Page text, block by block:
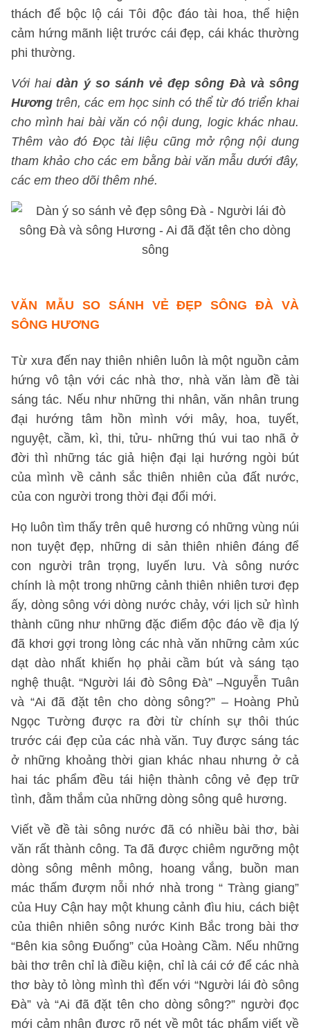
thách để bộc lộ cái Tôi độc đáo tài hoa, thể hiện
cảm hứng mãnh liệt trước cái đẹp, cái khác thường
phi thường.
Với haidàn ý so sánh vẻ đẹp sông Đà và sông
Hương trên, các em học sinh có thể từ đó triển khai
cho mình hai bài văn có nội dung, logic khác nhau.
Thêm vào đó Đọc tài liệu cũng mở rộng nội dung
tham khảo cho các em bằng bài văn mẫu dưới đây,
các em theo dõi thêm nhé.
VĂN MẪU SO SÁNH VẺ ĐẸP SÔNG ĐÀ VÀ
SÔNG HƯƠNG
Từ xưa đến nay thiên nhiên luôn là một nguồn cảm
hứng vô tận với các nhà thơ, nhà văn làm đề tài
sáng tác. Nếu như những thi nhân, văn nhân trung
đại hướng tâm hồn mình với mây, hoa, tuyết,
nguyệt, cầm, kì, thi, tửu- những thú vui tao nhã ở
đời thì những tác giả hiện đại lại hướng ngòi bút
của mình về cảnh sắc thiên nhiên của đất nước,
của con người trong thời đại đổi mới.
Họ luôn tìm thấy trên quê hương có những vùng núi
non tuyệt đẹp, những di sản thiên nhiên đáng để
con người trân trọng, luyến lưu. Và sông nước
chính là một trong những cảnh thiên nhiên tươi đẹp
ấy, dòng sông với dòng nước chảy, với lịch sử hình
thành cũng như những đặc điểm độc đáo về địa lý
đã khơi gợi trong lòng các nhà văn những cảm xúc
dạt dào nhất khiến họ phải cầm bút và sáng tạo
nghệ thuật. “Người lái đò Sông Đà” –Nguyễn Tuân
và “Ai đã đặt tên cho dòng sông?” – Hoàng Phủ
Ngọc Tường được ra đời từ chính sự thôi thúc
trước cái đẹp của các nhà văn. Tuy được sáng tác
ở những khoảng thời gian khác nhau nhưng ở cả
hai tác phẩm đều tái hiện thành công vẻ đẹp trữ
tình, đằm thắm của những dòng sông quê hương.
Viết về đề tài sông nước đã có nhiều bài thơ, bài
văn rất thành công. Ta đã được chiêm ngưỡng một
dòng sông mênh mông, hoang vắng, buồn man
mác thấm đượm nỗi nhớ nhà trong “ Tràng giang”
của Huy Cận hay một khung cảnh đìu hiu, cách biệt
của thiên nhiên sông nước Kinh Bắc trong bài thơ
“Bên kia sông Đuống” của Hoàng Cầm. Nếu những
bài thơ trên chỉ là điều kiện, chỉ là cái cớ để các nhà
thơ bày tỏ lòng mình thì đến với “Người lái đò sông
Đà” và “Ai đã đặt tên cho dòng sông?” người đọc
mới cảm nhận được rõ nét về một tác phẩm viết về